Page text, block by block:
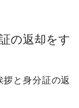
の返却をす
と身分証の返